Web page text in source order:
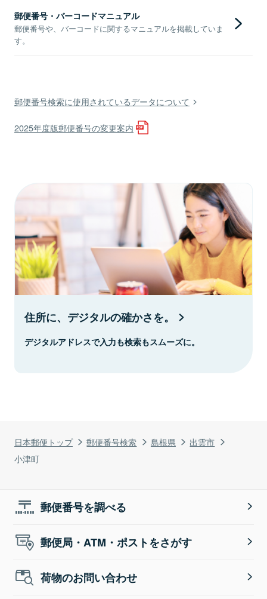
日本郵便トップ 郵便番号検索 島根県
出雲市
小津町
郵便番号・バーコードマニュアル
郵便番号や、バーコードに関するマニュアルを掲載していま
す。
郵便番号検索に使用されているデータについて
2025年度版郵便番号の変更案内
住所に、デジタルの確かさを。
デジタルアドレスで入力も検索もスムーズに。
郵便番号を調べる
郵便局・ATM・ポストをさがす
荷物のお問い合わせ